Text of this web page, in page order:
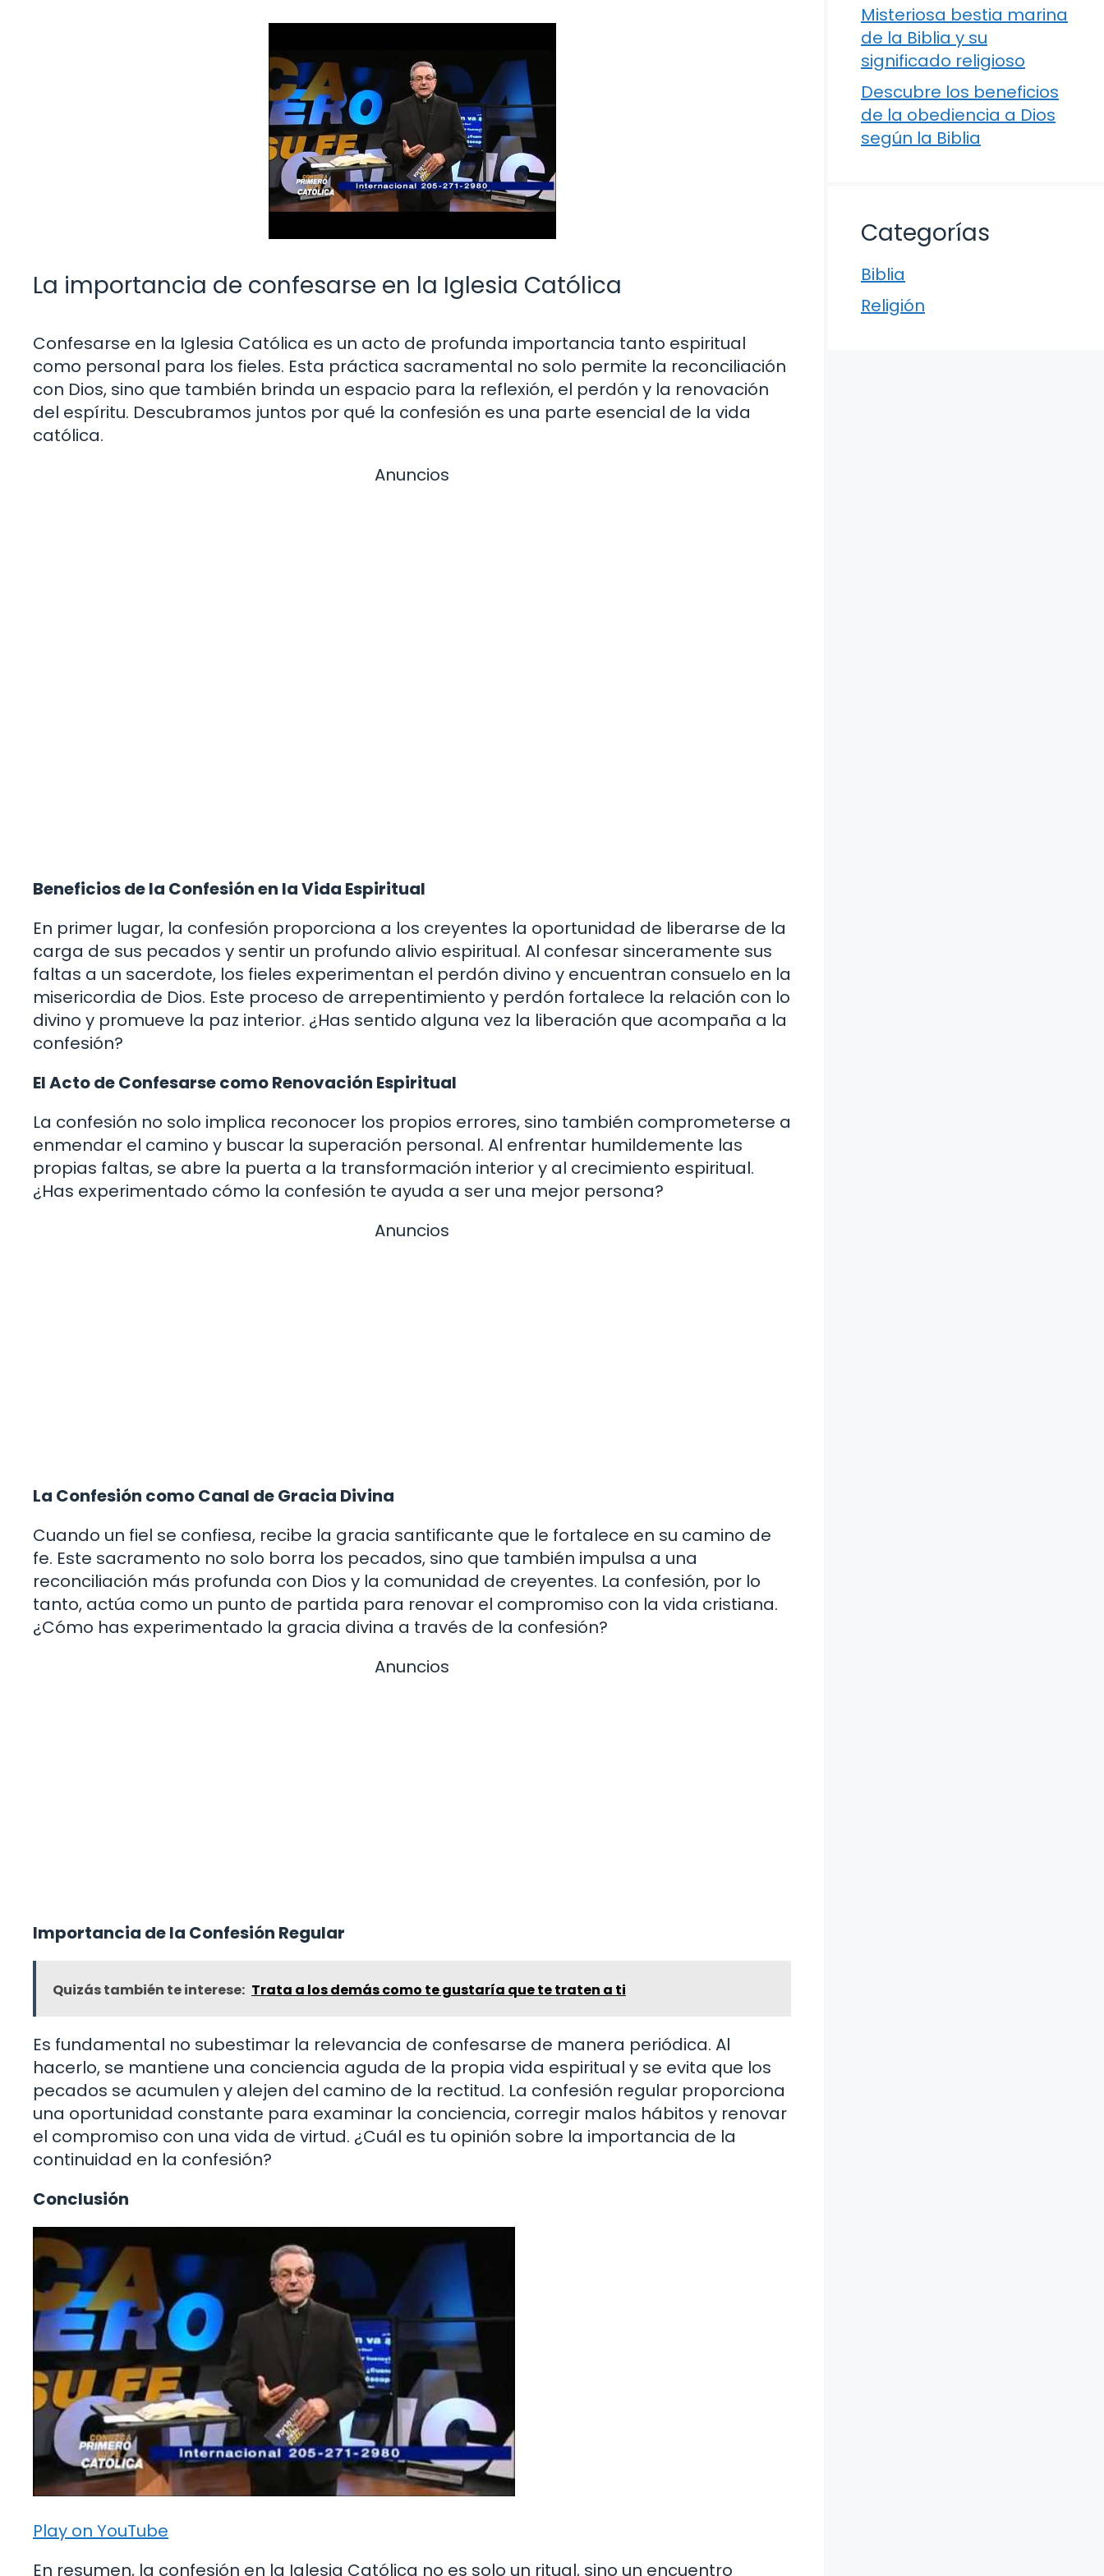
La importancia de confesarse en la Iglesia Católica
Confesarse en la Iglesia Católica es un acto de profunda importancia tanto espiritual
como personal para los fieles. Esta práctica sacramental no solo permite la reconciliación
con Dios, sino que también brinda un espacio para la reflexión, el perdón y la renovación
del espíritu. Descubramos juntos por qué la confesión es una parte esencial de la vida
católica.
Anuncios
Beneficios de la Confesión en la Vida Espiritual
En primer lugar, la confesión proporciona a los creyentes la oportunidad de liberarse de la
carga de sus pecados y sentir un profundo alivio espiritual. Al confesar sinceramente sus
faltas a un sacerdote, los fieles experimentan el perdón divino y encuentran consuelo en la
misericordia de Dios. Este proceso de arrepentimiento y perdón fortalece la relación con lo
divino y promueve la paz interior. ¿Has sentido alguna vez la liberación que acompaña a la
confesión?
El Acto de Confesarse como Renovación Espiritual
La confesión no solo implica reconocer los propios errores, sino también comprometerse a
enmendar el camino y buscar la superación personal. Al enfrentar humildemente las
propias faltas, se abre la puerta a la transformación interior y al crecimiento espiritual.
¿Has experimentado cómo la confesión te ayuda a ser una mejor persona?
Anuncios
La Confesión como Canal de Gracia Divina
Cuando un fiel se confiesa, recibe la gracia santificante que le fortalece en su camino de
fe. Este sacramento no solo borra los pecados, sino que también impulsa a una
reconciliación más profunda con Dios y la comunidad de creyentes. La confesión, por lo
tanto, actúa como un punto de partida para renovar el compromiso con la vida cristiana.
¿Cómo has experimentado la gracia divina a través de la confesión?
Anuncios
Importancia de la Confesión Regular
Quizás también te interese: Trata a los demás como te gustaría que te traten a ti
Es fundamental no subestimar la relevancia de confesarse de manera periódica. Al
hacerlo, se mantiene una conciencia aguda de la propia vida espiritual y se evita que los
pecados se acumulen y alejen del camino de la rectitud. La confesión regular proporciona
una oportunidad constante para examinar la conciencia, corregir malos hábitos y renovar
el compromiso con una vida de virtud. ¿Cuál es tu opinión sobre la importancia de la
continuidad en la confesión?
Conclusión
Play on YouTube
En resumen, la confesión en la Iglesia Católica no es solo un ritual, sino un encuentro
Misteriosa bestia marina
de la Biblia y su
significado religioso
Descubre los beneficios
de la obediencia a Dios
según la Biblia
Categorías
Biblia
Religión